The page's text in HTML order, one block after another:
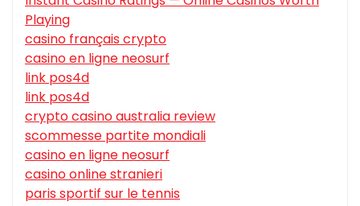
Playing
casino français crypto
casino en ligne neosurf
link pos4d
link pos4d
crypto casino australia review
scommesse partite mondiali
casino en ligne neosurf
casino online stranieri
paris sportif sur le tennis